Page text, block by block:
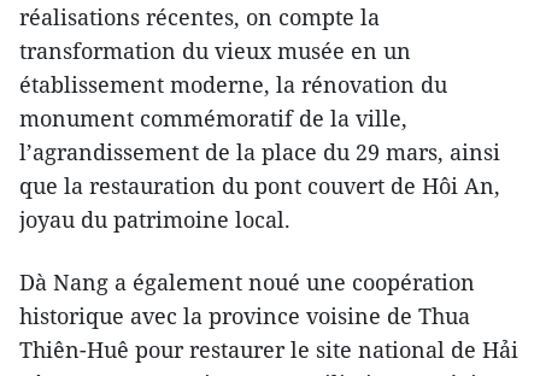
réalisations récentes, on compte la
transformation du vieux musée en un
établissement moderne, la rénovation du
monument commémoratif de la ville,
l’agrandissement de la place du 29 mars, ainsi
que la restauration du pont couvert de Hôi An,
joyau du patrimoine local.
Dà Nang a également noué une coopération
historique avec la province voisine de Thua
Thiên-Huê pour restaurer le site national de Hải